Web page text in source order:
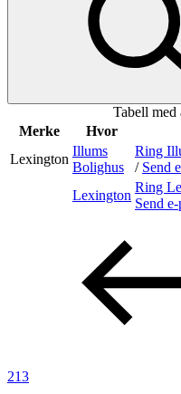
Aktiviteter
Merker
Inspirasjon
Åpningstider
Ledige stillinger
Tabell med
Merke
Hvor
Lexington
Illums
Bolighus
Ring
/ Send
Lexington
Ring
Send
213